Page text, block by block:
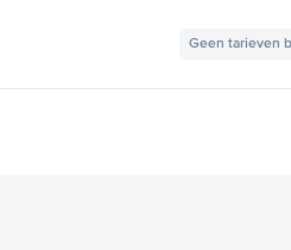
Geen tarieven